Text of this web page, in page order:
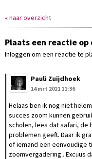
« naar overzicht
Plaats een reactie
Inloggen om een reactie te
Pauli Zuijdhoek
14 mrt 2021 11:36
Helaas ben ik nog niet
succes zoom kunnen
scholen, lees dat safari, de
problemen geeft. Daar ik
of iemand een eenvoudige
zoomvergadering.. Excuus